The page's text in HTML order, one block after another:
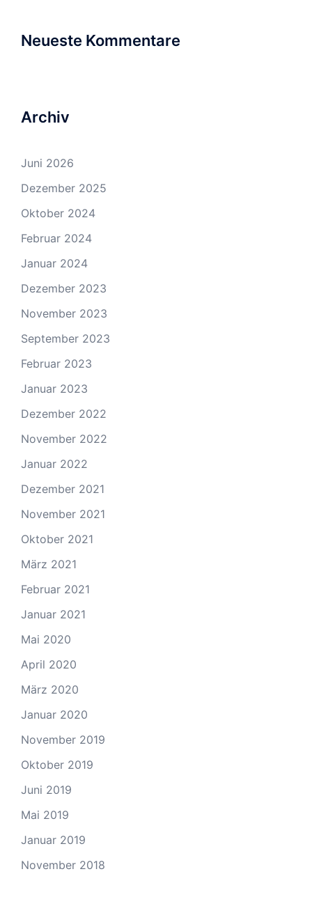
Neueste Kommentare
Archiv
Juni 2026
Dezember 2025
Oktober 2024
Februar 2024
Januar 2024
Dezember 2023
November 2023
September 2023
Februar 2023
Januar 2023
Dezember 2022
November 2022
Januar 2022
Dezember 2021
November 2021
Oktober 2021
März 2021
Februar 2021
Januar 2021
Mai 2020
April 2020
März 2020
Januar 2020
November 2019
Oktober 2019
Juni 2019
Mai 2019
Januar 2019
November 2018